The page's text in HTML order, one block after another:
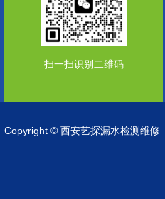
扫一扫识别二维码
Copyright © 西安艺探漏水检测维